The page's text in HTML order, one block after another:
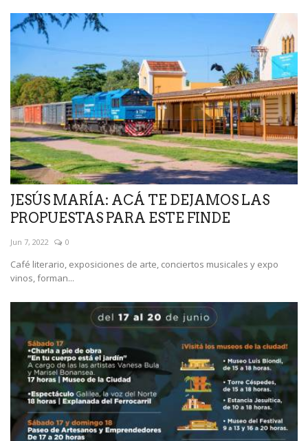
JESÚS MARÍA: ACÁ TE DEJAMOS LAS
PROPUESTAS PARA ESTE FINDE
Jun 7, 2022 0
Café literario, exposiciones de arte, conciertos musicales y expo
vinos, forman...